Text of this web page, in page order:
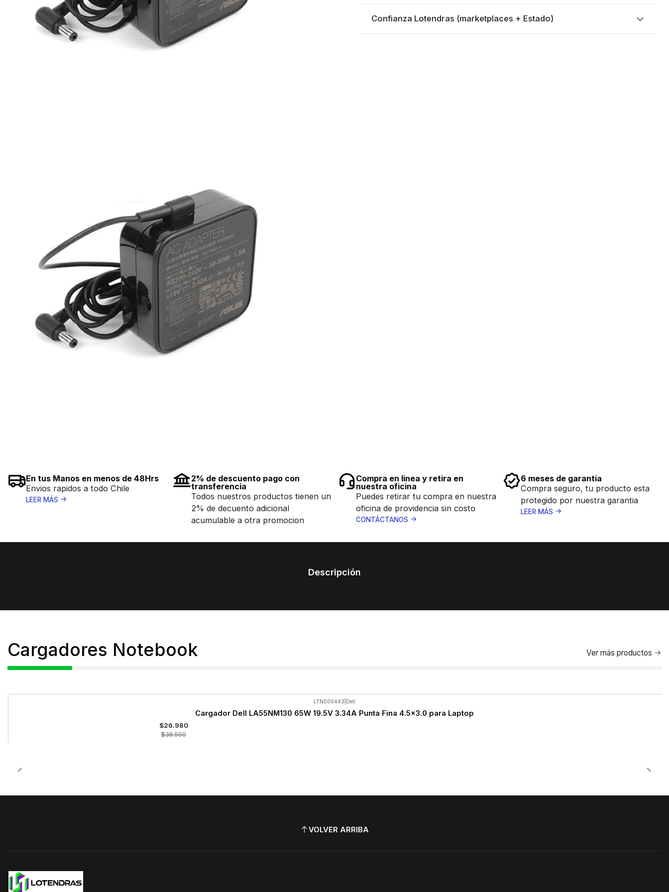
Confianza Lotendras (marketplaces + Estado)
En tus Manos en menos de 48Hrs
Envios rapidos a todo Chile
LEER MÁS
2% de descuento pago con
transferencia
Todos nuestros productos tienen un
2% de decuento adicional
acumulable a otra promocion
Compra en linea y retira en
nuestra oficina
Puedes retirar tu compra en nuestra
oficina de providencia sin costo
CONTÁCTANOS
6 meses de garantia
Compra seguro, tu producto esta
protegido por nuestra garantia
LEER MÁS
Descripción
Cargadores Notebook Ver más productos
LTN000443 Dell
Cargador Dell LA55NM130 65W 19.5V 3.34A Punta Fina 4.5x3.0 para Laptop
$26.980
$36.500
VOLVER ARRIBA